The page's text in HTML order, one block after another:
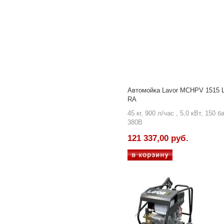
Автомойка Lavor MCHPV 1515
RA
45 кг, 900 л/час , 5,0 кВт, 150
380В
121 337,00 руб.